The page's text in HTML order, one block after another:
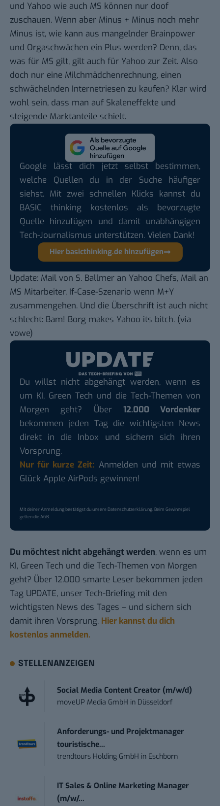
und Yahoo wie auch MS können nur doof
zuschauen. Wenn aber Minus + Minus noch mehr
Minus ist, wie kann aus mangelnder Brainpower
und Orgaschwächen ein Plus werden? Denn, das
was für MS gilt, gilt auch für Yahoo zur Zeit. Also
doch nur eine Milchmädchenrechnung, einen
schwächelnden Internetriesen zu kaufen? Klar wird
wohl sein, dass man auf Skaleneffekte und
steigende Marktanteile schielt.
Google lässt dich jetzt selbst bestimmen,
welche Quellen du in der Suche häufiger
siehst. Mit zwei schnellen Klicks kannst du
BASIC thinking kostenlos als bevorzugte
Quelle hinzufügen und damit unabhängigen
Tech-Journalismus unterstützen. Vielen Dank!
Hier basicthinking.de hinzufügen
Update: Mail von S. Ballmer an Yahoo Chefs, Mail an
MS Mitarbeiter, If-Case-Szenario wenn M+Y
zusammengehen. Und die Überschrift ist auch nicht
schlecht: Bam! Borg makes Yahoo its bitch. (via
vowe)
Du willst nicht abgehängt werden, wenn es
um KI, Green Tech und die Tech-Themen von
Morgen geht? Über 12.000 Vordenker
bekommen jeden Tag die wichtigsten News
direkt in die Inbox und sichern sich ihren
Vorsprung.
Nur für kurze Zeit: Anmelden und mit etwas
Glück Apple AirPods gewinnen!
Mit deiner Anmeldung bestätigst du unsereDatenschutzerklärung. Beim Gewinnspiel
gelten dieAGB.
Du möchtest nicht abgehängt werden, wenn es um
KI, Green Tech und die Tech-Themen von Morgen
geht? Über 12.000 smarte Leser bekommen jeden
Tag UPDATE, unser Tech-Briefing mit den
wichtigsten News des Tages – und sichern sich
damit ihren Vorsprung. Hier kannst du dich
kostenlos anmelden.
STELLENANZEIGEN
Social Media Content Creator (m/w/d)
moveUP Media GmbH in Düsseldorf
Anforderungs- und Projektmanager
touristische...
trendtours Holding GmbH in Eschborn
IT Sales & Online Marketing Manager
(m/w/...